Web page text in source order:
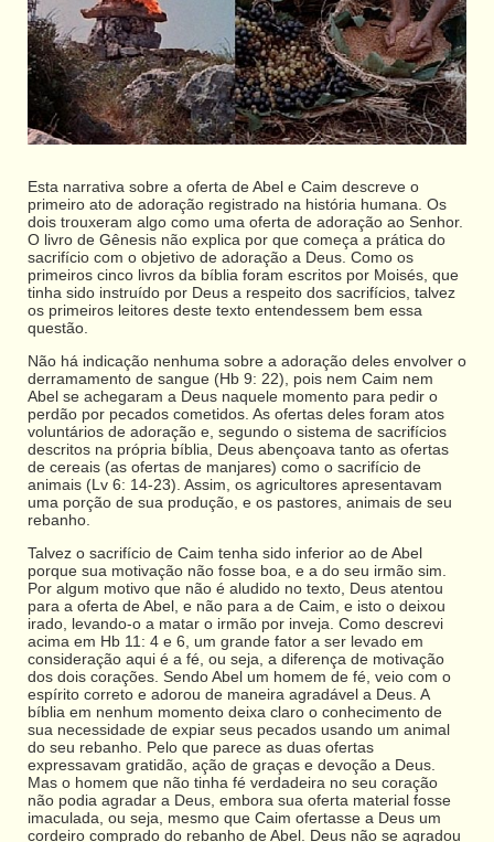
Esta narrativa sobre a oferta de Abel e Caim descreve o
primeiro ato de adoração registrado na história humana. Os
dois trouxeram algo como uma oferta de adoração ao Senhor.
O livro de Gênesis não explica por que começa a prática do
sacrifício com o objetivo de adoração a Deus. Como os
primeiros cinco livros da bíblia foram escritos por Moisés, que
tinha sido instruído por Deus a respeito dos sacrifícios, talvez
os primeiros leitores deste texto entendessem bem essa
questão.
Não há indicação nenhuma sobre a adoração deles envolver o
derramamento de sangue (Hb 9: 22), pois nem Caim nem
Abel se achegaram a Deus naquele momento para pedir o
perdão por pecados cometidos. As ofertas deles foram atos
voluntários de adoração e, segundo o sistema de sacrifícios
descritos na própria bíblia, Deus abençoava tanto as ofertas
de cereais (as ofertas de manjares) como o sacrifício de
animais (Lv 6: 14-23). Assim, os agricultores apresentavam
uma porção de sua produção, e os pastores, animais de seu
rebanho.
Talvez o sacrifício de Caim tenha sido inferior ao de Abel
porque sua motivação não fosse boa, e a do seu irmão sim.
Por algum motivo que não é aludido no texto, Deus atentou
para a oferta de Abel, e não para a de Caim, e isto o deixou
irado, levando-o a matar o irmão por inveja. Como descrevi
acima em Hb 11: 4 e 6, um grande fator a ser levado em
consideração aqui é a fé, ou seja, a diferença de motivação
dos dois corações. Sendo Abel um homem de fé, veio com o
espírito correto e adorou de maneira agradável a Deus. A
bíblia em nenhum momento deixa claro o conhecimento de
sua necessidade de expiar seus pecados usando um animal
do seu rebanho. Pelo que parece as duas ofertas
expressavam gratidão, ação de graças e devoção a Deus.
Mas o homem que não tinha fé verdadeira no seu coração
não podia agradar a Deus, embora sua oferta material fosse
imaculada, ou seja, mesmo que Caim ofertasse a Deus um
cordeiro comprado do rebanho de Abel. Deus não se agradou